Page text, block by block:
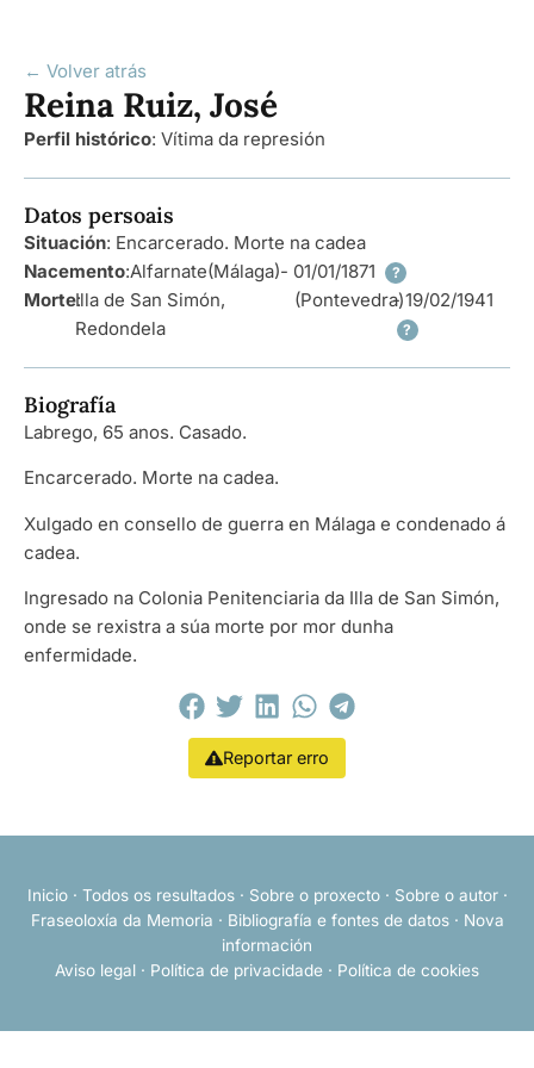
← Volver atrás
Reina Ruiz, José
Perfil histórico: Vítima da represión
Datos persoais
Situación: Encarcerado. Morte na cadea
Nacemento:Alfarnate(Málaga)- 01/01/1871 ?
Morte:
Illa de San Simón,
Redondela
(Pontevedra)- 19/02/1941
?
Biografía
Labrego, 65 anos. Casado.
Encarcerado. Morte na cadea.
Xulgado en consello de guerra en Málaga e condenado á
cadea.
Ingresado na Colonia Penitenciaria da Illa de San Simón,
onde se rexistra a súa morte por mor dunha
enfermidade.
Reportar erro
Inicio· Todos os resultados· Sobre o proxecto· Sobre o autor·
Fraseoloxía da Memoria · Bibliografía e fontes de datos· Nova
información
Aviso legal · Política de privacidade · Política de cookies